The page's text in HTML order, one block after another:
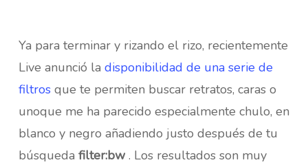
Ya para terminar y rizando el rizo, recientemente
Live anunció la disponibilidad de una serie de
filtrosque te permiten buscar retratos, caras o
unoque me ha parecido especialmente chulo, en
blanco y negro añadiendo justo después de tu
búsqueda filter:bw . Los resultados son muy